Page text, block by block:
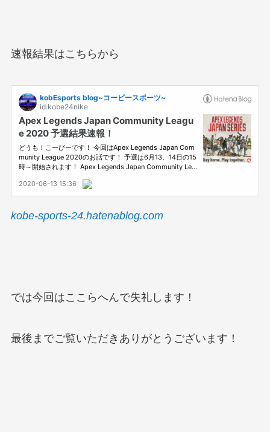
速報結果はこちらから
kobe-sports-24.hatenablog.com
では今回はここらへんで失礼します！
最後までご覧いただきありがとうございます！